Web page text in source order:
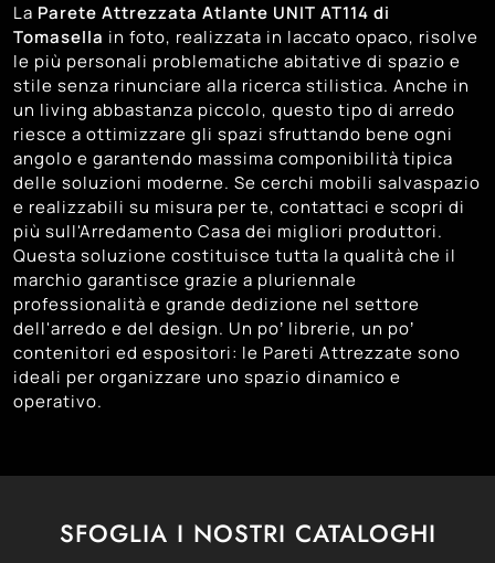
La Parete Attrezzata Atlante UNIT AT114 di
Tomasella in foto, realizzata in laccato opaco, risolve
le più personali problematiche abitative di spazio e
stile senza rinunciare alla ricerca stilistica. Anche in
un living abbastanza piccolo, questo tipo di arredo
riesce a ottimizzare gli spazi sfruttando bene ogni
angolo e garantendo massima componibilità tipica
delle soluzioni moderne. Se cerchi mobili salvaspazio
e realizzabili su misura per te, contattaci e scopri di
più sull'Arredamento Casa dei migliori produttori.
Questa soluzione costituisce tutta la qualità che il
marchio garantisce grazie a pluriennale
professionalità e grande dedizione nel settore
dell'arredo e del design. Un po’ librerie, un po’
contenitori ed espositori: le Pareti Attrezzate sono
ideali per organizzare uno spazio dinamico e
operativo.
SFOGLIA I NOSTRI CATALOGHI